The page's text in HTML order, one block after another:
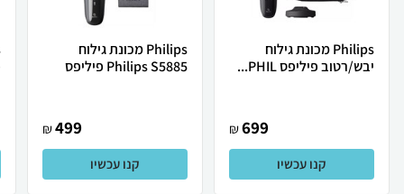
Philips מכונת גילוח
יבש/רטוב פיליפס PHIL...
699
₪
קנו עכשיו
Philips מכונת גילוח
Philips S5885 פיליפס
499
₪
קנו עכשיו